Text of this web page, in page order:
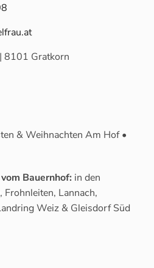
8101 Gratkorn
& Weihnachten Am Hof •
Bauernhof: in den
Frohnleiten, Lannach,
Weiz & Gleisdorf Süd